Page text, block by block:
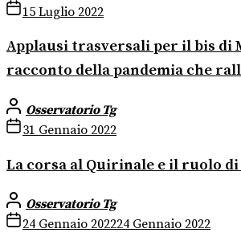
15 Luglio 2022
Applausi trasversali per il bis di
racconto della pandemia che
Osservatorio Tg
31 Gennaio 2022
La corsa al Quirinale e il ruolo
Osservatorio Tg
24 Gennaio 202224 Gennaio 2022